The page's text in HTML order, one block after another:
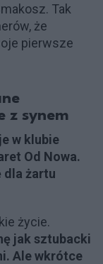
Tak
że
pierwsze
z synem
w klubie
Od Nowa.
dla żartu
życie.
jak sztubacki
Ale wkrótce